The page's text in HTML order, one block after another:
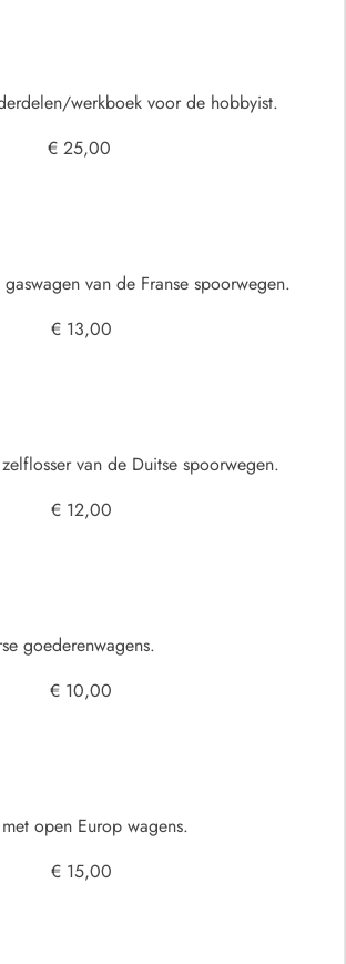
werkboek voor de hobbyist.
€ 25,00
van de Franse spoorwegen.
€ 13,00
van de Duitse spoorwegen.
€ 12,00
goederenwagens.
€ 10,00
open Europ wagens.
€ 15,00